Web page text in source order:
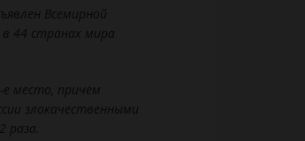
Всемирной
в 44 странах мира
место, причем
злокачественными
раза.